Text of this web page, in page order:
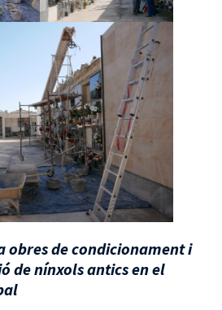
obres de condicionament i
de nínxols antics en el